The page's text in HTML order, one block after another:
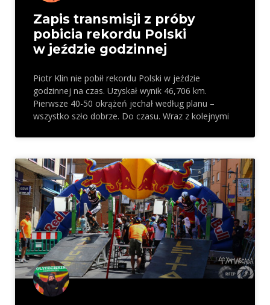
Zapis transmisji z próby
pobicia rekordu Polski
w jeździe godzinnej
Piotr Klin nie pobił rekordu Polski w jeździe
godzinnej na czas. Uzyskał wynik 46,706 km.
Pierwsze 40-50 okrążeń jechał według planu –
wszystko szło dobrze. Do czasu. Wraz z kolejnymi